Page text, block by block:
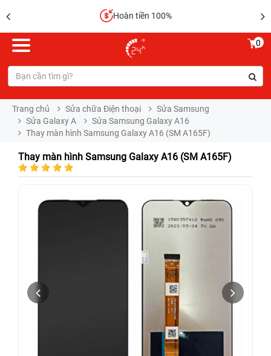
Hoàn tiền 100%
0
Trang chủ Sửa chữa Điện thoại
Sửa Samsung
Sửa Galaxy A
Sửa Samsung Galaxy A16
Thay màn hình Samsung Galaxy A16 (SM A165F)
Thay màn hình Samsung Galaxy A16 (SM A165F)